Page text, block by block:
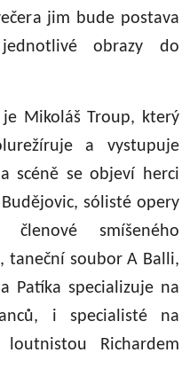
jim bude postava
obrazy do
Mikoláš Troup, který
a vystupuje
scéně se objeví herci
sólisté opery
smíšeného
taneční soubor A Balli,
Patíka specializuje na
i specialisté na
Richardem